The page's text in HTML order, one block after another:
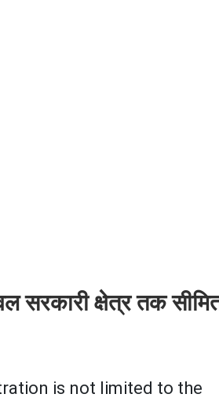
सरकारी क्षेत्र तक
is not limited to the